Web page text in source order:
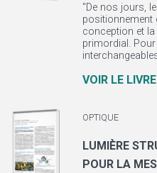
"De nos jours,
positionnement
conception et
primordial.
VOIR LE
OPTIQUE
LUMIÈRE
POUR LA